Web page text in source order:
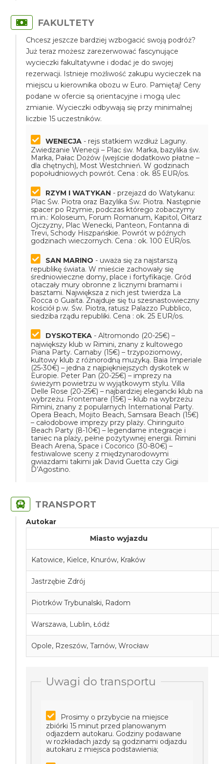
FAKULTETY
Chcesz jeszcze bardziej wzbogacić swoją podróż?
Już teraz możesz zarezerwować fascynujące
wycieczki fakultatywne i dodać je do swojej
rezerwacji. Istnieje możliwość zakupu wycieczek na
miejscu u kierownika obozu w Euro. Pamiętaj! Ceny
podane w ofercie są orientacyjne i mogą ulec
zmianie. Wycieczki odbywają się przy minimalnej
liczbie 15 uczestników.
WENECJA- rejs statkiem wzdłuż Laguny.
Zwiedzanie Wenecji – Plac św. Marka, bazylika św.
Marka, Pałac Dożów (wejście dodatkowo płatne –
dla chętnych), Most Westchnień. W godzinach
popołudniowych powrót. Cena : ok. 85 EUR/os.
RZYM I WATYKAN - przejazd do Watykanu:
Plac Św. Piotra oraz Bazylika Św. Piotra. Następnie
spacer po Rzymie, podczas którego zobaczymy
m.in.: Koloseum, Forum Romanum, Kapitol, Ołtarz
Ojczyzny, Plac Wenecki, Panteon, Fontanna di
Trevi, Schody Hiszpańskie. Powrót w późnych
godzinach wieczornych. Cena : ok. 100 EUR/os.
SAN MARINO - uważa się za najstarszą
republikę świata. W mieście zachowały się
średniowieczne domy, place i fortyfikacje. Gród
otaczały mury obronne z licznymi bramami i
basztami. Największa z nich jest twierdza La
Rocca o Guaita. Znajduje się tu szesnastowieczny
kościół p.w. Św. Piotra, ratusz Palazzo Pubblico,
siedziba rządu republiki. Cena : ok. 25 EUR/os.
DYSKOTEKA - Altromondo (20-25€) –
największy klub w Rimini, znany z kultowego
Piana Party. Carnaby (15€) – trzypoziomowy,
kultowy klub z różnorodną muzyką. Baia Imperiale
(25-30€) – jedna z najpiękniejszych dyskotek w
Europie. Peter Pan (20-25€) – imprezy na
świeżym powietrzu w wyjątkowym stylu. Villa
Delle Rose (20-25€) – najbardziej elegancki klub na
wybrzeżu. Frontemare (15€) – klub na wybrzeżu
Rimini, znany z popularnych International Party.
Opera Beach, Mojito Beach, Samsara Beach (15€)
– całodobowe imprezy przy plaży. Chiringuito
Beach Party (8-10€) – legendarne integracje i
taniec na plaży, pełne pozytywnej energii. Rimini
Beach Arena, Space i Cocorico (30-80€) –
festiwalowe sceny z międzynarodowymi
gwiazdami takimi jak David Guetta czy Gigi
D’Agostino.
TRANSPORT
Autokar
Miasto wyjazdu
Katowice, Kielce, Knurów, Kraków
Jastrzębie Zdrój
Piotrków Trybunalski, Radom
Warszawa, Lublin, Łódź
Opole, Rzeszów, Tarnów, Wrocław
Uwagi do transportu
Prosimy o przybycie na miejsce
zbiórki 15 minut przed planowanym
odjazdem autokaru. Godziny podawane
w rozkładach jazdy są godzinami odjazdu
autokaru z miejsca podstawienia;